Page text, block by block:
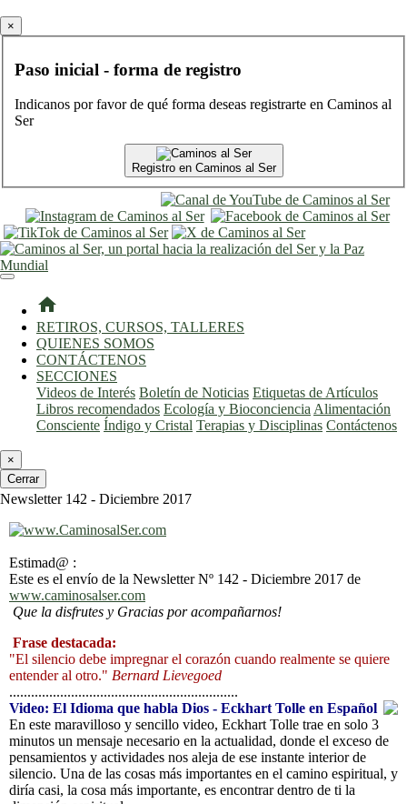
×
Paso inicial - forma de registro
Indicanos por favor de qué forma deseas registrarte en Caminos al
Ser
Registro en Caminos al Ser
home
RETIROS, CURSOS, TALLERES
QUIENES SOMOS
CONTÁCTENOS
SECCIONES
Videos de Interés Boletín de Noticias Etiquetas de Artículos
Libros recomendados Ecología y Bioconciencia Alimentación
Consciente Índigo y Cristal Terapias y Disciplinas Contáctenos
×
Cerrar
Newsletter 142 - Diciembre 2017
Estimad@ :
Este es el envío de la Newsletter Nº 142 - Diciembre 2017 de
www.caminosalser.com
Que la disfrutes y Gracias por acompañarnos!
Frase destacada:
"El silencio debe impregnar el corazón cuando realmente se quiere
entender al otro." Bernard Lievegoed
...............................................................
Video: El Idioma que habla Dios - Eckhart Tolle en Español
En este maravilloso y sencillo video, Eckhart Tolle trae en solo 3
minutos un mensaje necesario en la actualidad, donde el exceso de
pensamientos y actividades nos aleja de ese instante interior de
silencio. Una de las cosas más importantes en el camino espiritual, y
diría casi, la cosa más importante, es encontrar dentro de ti la